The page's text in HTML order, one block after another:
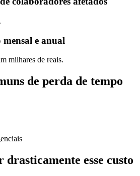
e anual
milhares de reais.
de perda de tempo
esse custo